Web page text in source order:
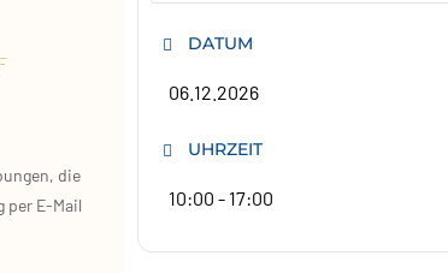
die
E‑Mail
DATUM
06.12.2026
UHRZEIT
10:00 - 17:00